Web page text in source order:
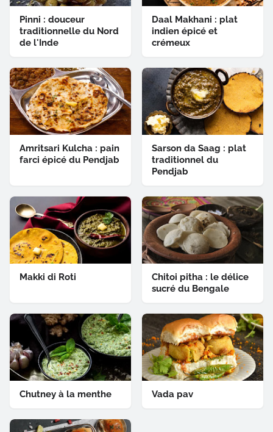
Pinni : douceur
traditionnelle du Nord
de l'Inde
Daal Makhani : plat
indien épicé et
crémeux
Amritsari Kulcha : pain
farci épicé du Pendjab
Sarson da Saag : plat
traditionnel du
Pendjab
Makki di Roti
Chitoi pitha : le délice
sucré du Bengale
Chutney à la menthe Vada pav